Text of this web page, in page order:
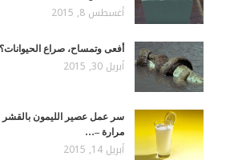
أغسطس 8, 2015
أفعى وتمساح، صراع الحيوانات؟
أبريل 30, 2015
سر عمل عصير الليمون بالقشر
مرارة –…
أبريل 14, 2015